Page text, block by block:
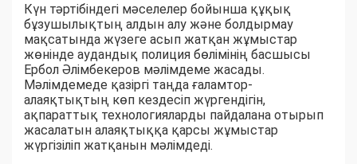
Күн тәртібіндегі мәселелер бойынша құқық
бұзушылықтың алдын алу және болдырмау
мақсатында жүзеге асып жатқан жұмыстар
жөнінде аудандық полиция бөлімінің басшысы
Ербол Әлімбекеров мәлімдеме жасады.
Мәлімдемеде қазіргі таңда ғаламтор-
алаяқтықтың көп кездесіп жүргендігін,
ақпараттық технологияларды пайдалана отырып
жасалатын алаяқтыққа қарсы жұмыстар
жүргізіліп жатқанын мәлімдеді.